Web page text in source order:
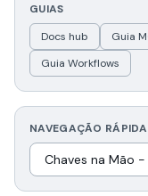
GUIAS
Docs hub
Guia
Guia Workflows
NAVEGAÇÃO RÁPIDA